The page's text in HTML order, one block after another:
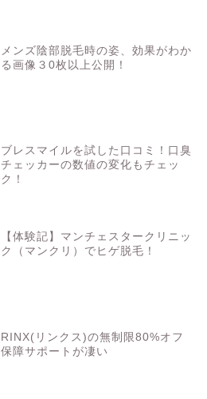
メンズ陰部脱毛時の姿、効果がわか
る画像３0枚以上公開！
ブレスマイルを試した口コミ！口臭
チェッカーの数値の変化もチェッ
ク！
【体験記】マンチェスタークリニッ
ク（マンクリ）でヒゲ脱毛！
RINX(リンクス)の無制限80%オフ
保障サポートが凄い